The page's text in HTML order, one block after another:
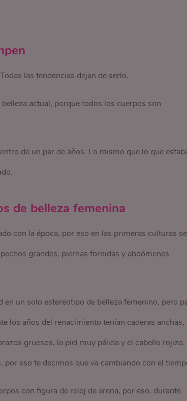
las tendencias dejan de serlo.
actual, porque todos los cuerpos son
de un par de años. Lo mismo que lo que
de belleza femenina
con la época, por eso en las primeras culturas se
grandes, piernas fornidas y abdómenes
un solo estereotipo de belleza femenino, pero
los años del renacimiento tenían caderas anchas,
gruesos, la piel muy pálida y el cabello rojizo.
eso te decimos que va cambiando con el
con figura de reloj de arena, por eso, durante